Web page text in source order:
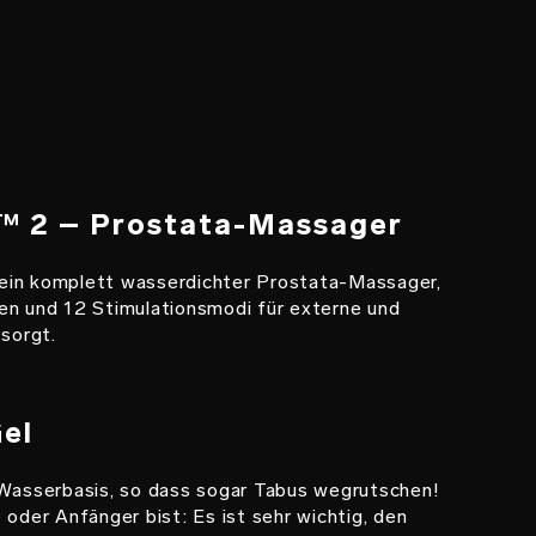
2 – Prostata-Massager
komplett wasserdichter Prostata-Massager,
und 12 Stimulationsmodi für externe und
so dass sogar Tabus wegrutschen!
oder Anfänger bist: Es ist sehr wichtig, den